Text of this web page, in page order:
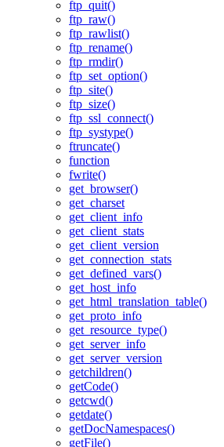
ftp_quit()
ftp_raw()
ftp_rawlist()
ftp_rename()
ftp_rmdir()
ftp_set_option()
ftp_site()
ftp_size()
ftp_ssl_connect()
ftp_systype()
ftruncate()
function
fwrite()
get_browser()
get_charset
get_client_info
get_client_stats
get_client_version
get_connection_stats
get_defined_vars()
get_host_info
get_html_translation_table()
get_proto_info
get_resource_type()
get_server_info
get_server_version
getchildren()
getCode()
getcwd()
getdate()
getDocNamespaces()
getFile()